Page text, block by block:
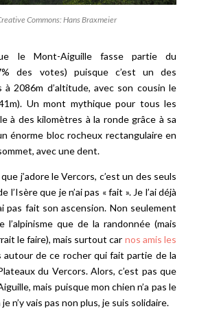
Commons: Hans Braxmeier
le Mont-Aiguille fasse partie du
des votes) puisque c’est un des
à 2086m d’altitude, avec son cousin le
Un mont mythique pour tous les
à des kilomètres à la ronde grâce à sa
énorme bloc rocheux rectangulaire en
avec une dent.
j’adore le Vercors, c’est un des seuls
l’Isère que je n’ai pas « fait ». Je l’ai déjà
pas fait son ascension. Non seulement
l’alpinisme que de la randonnée (mais
le faire), mais surtout car nos amis les
de ce rocher qui fait partie de la
du Vercors. Alors, c’est pas que
mais puisque mon chien n’a pas le
n’y vais pas non plus, je suis solidaire.